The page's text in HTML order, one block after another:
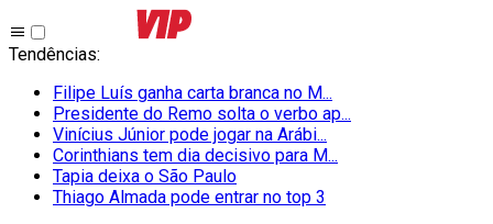
Tendências:
Filipe Luís ganha carta branca no M...
Presidente do Remo solta o verbo ap...
Vinícius Júnior pode jogar na Arábi...
Corinthians tem dia decisivo para M...
Tapia deixa o São Paulo
Thiago Almada pode entrar no top 3